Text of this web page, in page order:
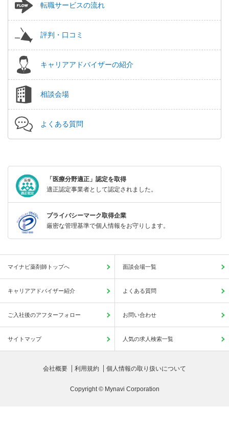
転職サービスの流れ
評判・口コミ
キャリアアドバイザーの紹介
相談会場
よくある質問
「医療分野適正」認定を取得
適正認定事業者として認定されました。
プライバシーマーク取得企業
厳密な管理基準で個人情報をお守りします。
マイナビ薬剤師トップへ 面談会場一覧
キャリアアドバイザー紹介 よくある質問
ご入社後のアフターフォロー お問い合わせ
サイトマップ 人気の求人検索一覧
会社概要 利用規約 個人情報の取り扱いについて
Copyright © Mynavi Corporation